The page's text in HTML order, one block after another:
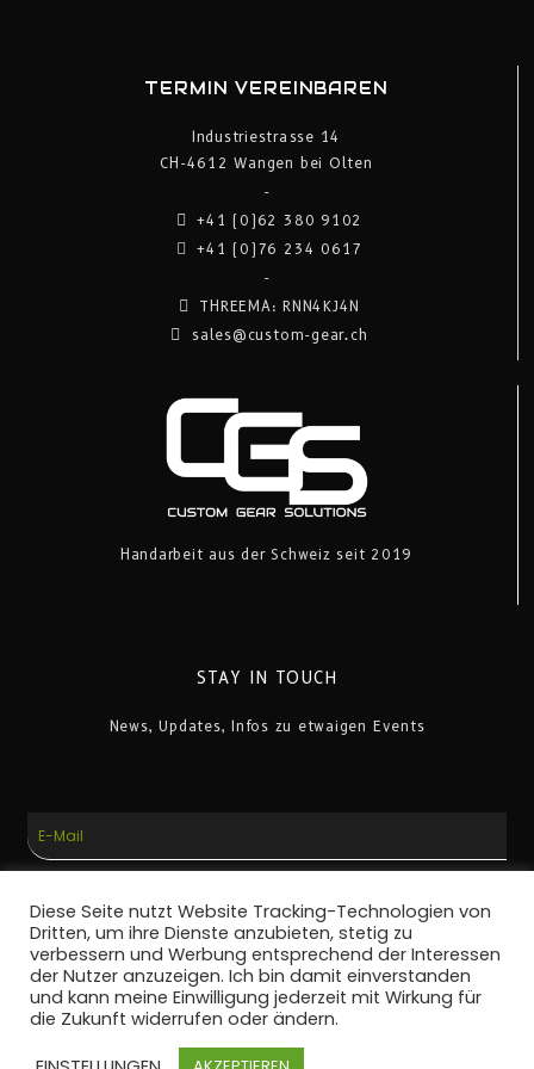
TERMIN VEREINBAREN
Industriestrasse 14
CH-4612 Wangen bei Olten
-
+41 (0)62 380 9102
+41 (0)76 234 0617
-
THREEMA: RNN4KJ4N
sales@custom-gear.ch
Handarbeit aus der Schweiz seit 2019
STAY IN TOUCH
News, Updates, Infos zu etwaigen Events
Mail
CHE-442.561.192
Diese Seite nutzt Website Tracking-Technologien von
Dritten, um ihre Dienste anzubieten, stetig zu
verbessern und Werbung entsprechend der Interessen
der Nutzer anzuzeigen. Ich bin damit einverstanden
und kann meine Einwilligung jederzeit mit Wirkung für
die Zukunft widerrufen oder ändern.